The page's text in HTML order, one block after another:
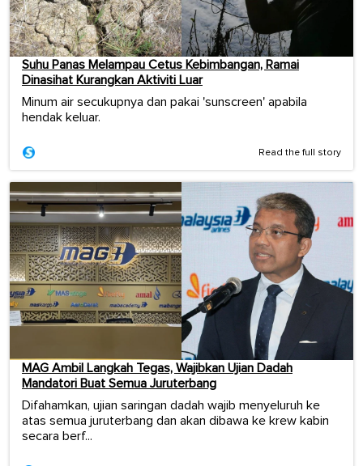
Suhu Panas Melampau Cetus Kebimbangan, Ramai
Dinasihat Kurangkan Aktiviti Luar
Minum air secukupnya dan pakai 'sunscreen' apabila
hendak keluar.
Read the full story
MAG Ambil Langkah Tegas, Wajibkan Ujian Dadah
Mandatori Buat Semua Juruterbang
Difahamkan, ujian saringan dadah wajib menyeluruh ke
atas semua juruterbang dan akan dibawa ke krew kabin
secara berf...